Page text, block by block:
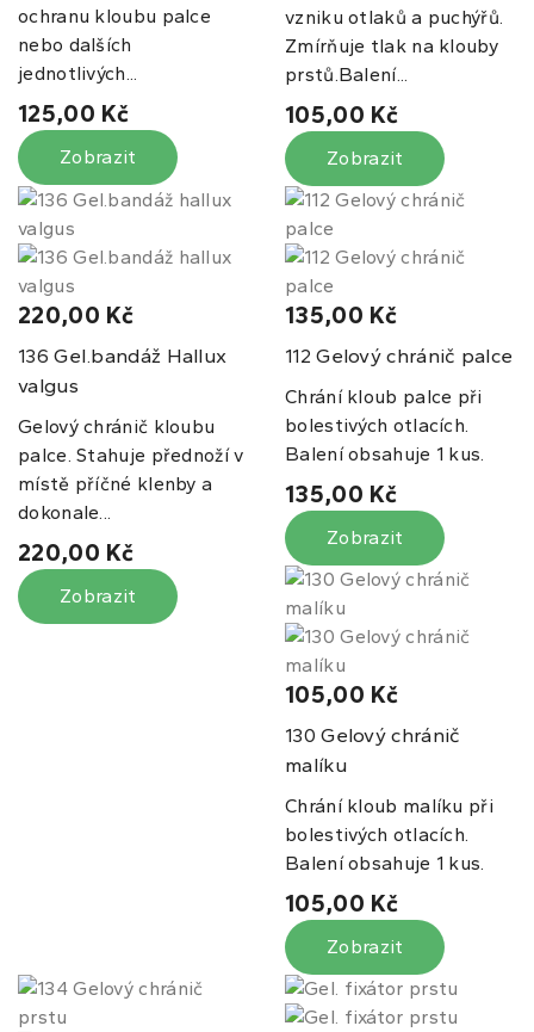
ochranu kloubu palce
nebo dalších
jednotlivých...
125,00 Kč
Zobrazit
vzniku otlaků a puchýřů.
Zmírňuje tlak na klouby
prstů.Balení...
105,00 Kč
Zobrazit
220,00 Kč
136 Gel.bandáž Hallux
valgus
Gelový chránič kloubu
palce. Stahuje přednoží v
místě příčné klenby a
dokonale...
220,00 Kč
Zobrazit
135,00 Kč
112 Gelový chránič palce
Chrání kloub palce při
bolestivých otlacích.
Balení obsahuje 1 kus.
135,00 Kč
Zobrazit
105,00 Kč
130 Gelový chránič
malíku
Chrání kloub malíku při
bolestivých otlacích.
Balení obsahuje 1 kus.
105,00 Kč
Zobrazit